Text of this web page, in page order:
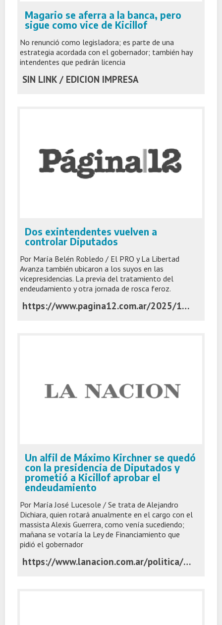
Magario se aferra a la banca, pero
sigue como vice de Kicillof
No renunció como legisladora; es parte de una
estrategia acordada con el gobernador; también hay
intendentes que pedirán licencia
SIN LINK / EDICION IMPRESA
Dos exintendentes vuelven a
controlar Diputados
Por María Belén Robledo / El PRO y La Libertad
Avanza también ubicaron a los suyos en las
vicepresidencias. La previa del tratamiento del
endeudamiento y otra jornada de rosca feroz.
https://www.pagina12.com.ar/2025/12/02/dos-exintendentes-vuelven-a-controlar-diputados/
Un alfil de Máximo Kirchner se quedó
con la presidencia de Diputados y
prometió a Kicillof aprobar el
endeudamiento
Por María José Lucesole / Se trata de Alejandro
Dichiara, quien rotará anualmente en el cargo con el
massista Alexis Guerrera, como venía sucediendo;
mañana se votaría la Ley de Financiamiento que
pidió el gobernador
https://www.lanacion.com.ar/politica/veronica-magario-jura-como-diputada-provincial-pero-se-toma-licencia-para-seguir-como-nid02122025/